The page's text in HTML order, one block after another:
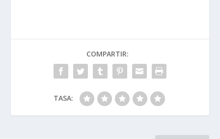
COMPARTIR:
TASA: